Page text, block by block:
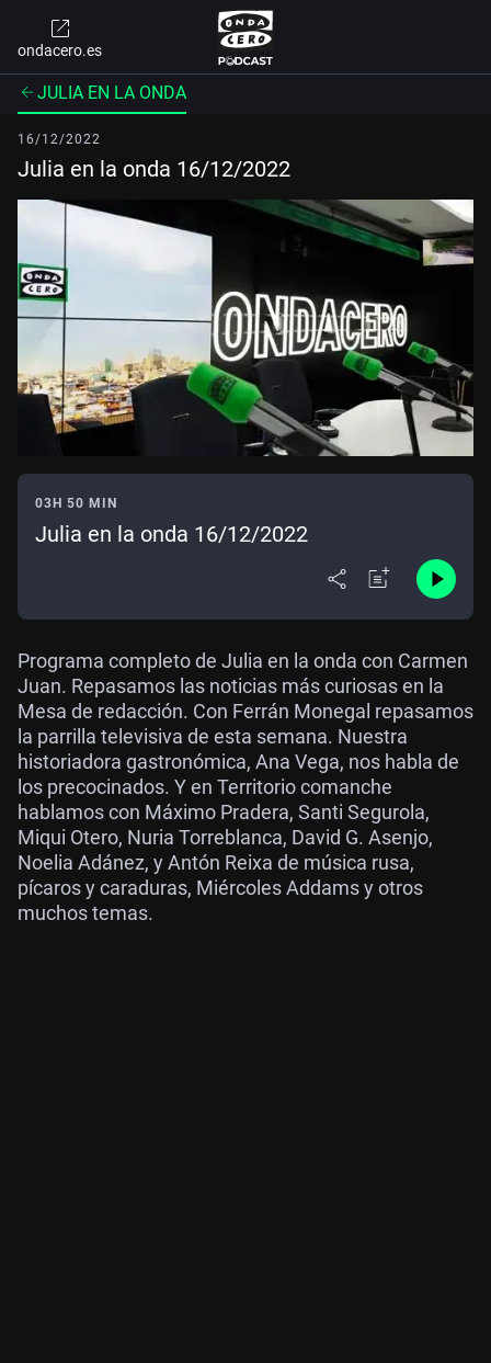
ondacero.es
JULIA EN LA ONDA
16/12/2022
Julia en la onda 16/12/2022
03H 50 MIN
Julia en la onda 16/12/2022
Programa completo de Julia en la onda con Carmen
Juan. Repasamos las noticias más curiosas en la
Mesa de redacción. Con Ferrán Monegal repasamos
la parrilla televisiva de esta semana. Nuestra
historiadora gastronómica, Ana Vega, nos habla de
los precocinados. Y en Territorio comanche
hablamos con Máximo Pradera, Santi Segurola,
Miqui Otero, Nuria Torreblanca, David G. Asenjo,
Noelia Adánez, y Antón Reixa de música rusa,
pícaros y caraduras, Miércoles Addams y otros
muchos temas.